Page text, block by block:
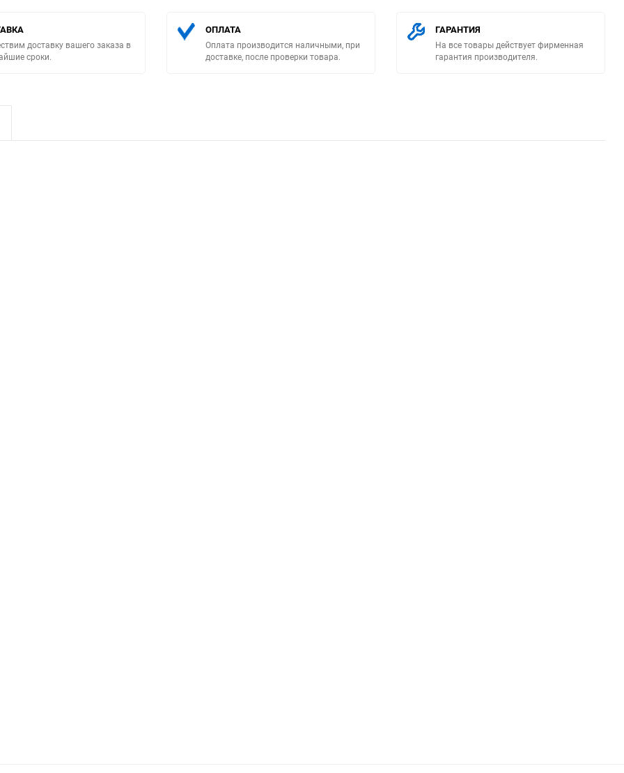
доставку вашего заказа в
сроки.
ОПЛАТА
Оплата производится наличными, при
доставке, после проверки товара.
ГАРАНТИЯ
На все товары действует фирменная
гарантия производителя.